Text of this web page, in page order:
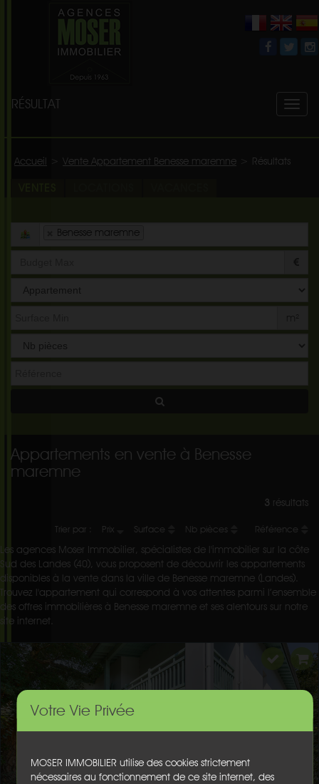
Votre Vie Privée
MOSER IMMOBILIER utilise des cookies strictement
nécessaires au fonctionnement de ce site internet, des
RÉSULTAT
Accueil Vente Appartement Benesse maremne Résultats
Benesse maremne
Type
Appartements en vente à Benesse
maremne
3 résultats
Trier par : Prix Surface Nb pièces Référence
Les agences Moser Immobilier, spécialistes de l'immobilier sur la côte
Sud des Landes (40), vous proposent de découvrir les appartements
disponibles à la vente dans la ville de Benesse maremne (Landes).
Trouvez l'appartement qui correspond à vos attentes parmi l’ensemble
des offres immobilières à Benesse maremne et ses alentours sur notre
site internet.